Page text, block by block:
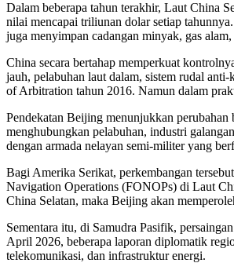
Dalam beberapa tahun terakhir, Laut China
nilai mencapai triliunan dolar setiap
juga menyimpan cadangan minyak, gas
China secara bertahap memperkuat
jauh, pelabuhan laut dalam, sistem rudal
of Arbitration tahun 2016. Namun dalam
Pendekatan Beijing menunjukkan perubahan
menghubungkan pelabuhan, industri
dengan armada nelayan semi-militer yang
Bagi Amerika Serikat, perkembangan
Navigation Operations (FONOPs) di Laut
China Selatan, maka Beijing akan
Sementara itu, di Samudra Pasifik,
April 2026, beberapa laporan diplomatik
telekomunikasi, dan infrastruktur energi.